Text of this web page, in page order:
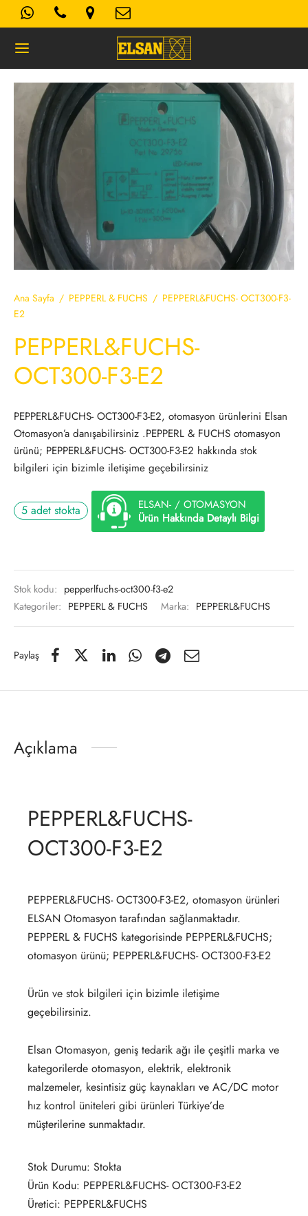
Ana Sayfa / PEPPERL & FUCHS / PEPPERL&FUCHS- OCT300-F3-
E2
PEPPERL&FUCHS-
OCT300-F3-E2
PEPPERL&FUCHS- OCT300-F3-E2, otomasyon ürünlerini Elsan
Otomasyon’a danışabilirsiniz .PEPPERL & FUCHS otomasyon
ürünü; PEPPERL&FUCHS- OCT300-F3-E2 hakkında stok
bilgileri için bizimle iletişime geçebilirsiniz
5 adet stokta
ELSAN- / OTOMASYON
Ürün Hakkında Detaylı Bilgi
Stok kodu: pepperlfuchs-oct300-f3-e2
Kategoriler: PEPPERL & FUCHS Marka: PEPPERL&FUCHS
Paylaş
Açıklama
PEPPERL&FUCHS-
OCT300-F3-E2
PEPPERL&FUCHS- OCT300-F3-E2, otomasyon ürünleri
ELSAN Otomasyon tarafından sağlanmaktadır.
PEPPERL & FUCHS kategorisinde PEPPERL&FUCHS;
otomasyon ürünü; PEPPERL&FUCHS- OCT300-F3-E2
Ürün ve stok bilgileri için bizimle iletişime
geçebilirsiniz.
Elsan Otomasyon, geniş tedarik ağı ile çeşitli marka ve
kategorilerde otomasyon, elektrik, elektronik
malzemeler, kesintisiz güç kaynakları ve AC/DC motor
hız kontrol üniteleri gibi ürünleri Türkiye’de
müşterilerine sunmaktadır.
Stok Durumu: Stokta
Ürün Kodu: PEPPERL&FUCHS- OCT300-F3-E2
Üretici: PEPPERL&FUCHS
AYDINLATMA METNI
Koşulları